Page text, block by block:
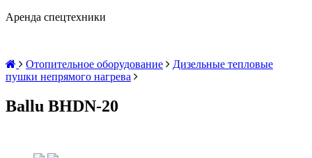
Аренда спецтехники
Отопительное оборудование
Дизельные тепловые
пушки непрямого нагрева
Ballu BHDN-20